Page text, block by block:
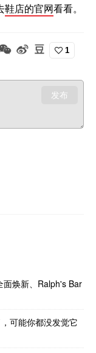
鞋店的官网看看。
1
发布
面焕新、Ralph's Bar
可能你都没发觉它